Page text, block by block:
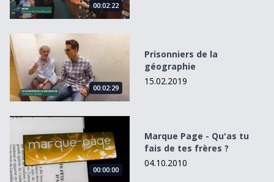
00:02:22
Prisonniers de la géographie
00:02:29
Prisonniers de la
géographie
15.02.2019
Marque Page - Qu&#039;as tu fais de tes frères ?
00:00:00
Marque Page - Qu'as tu
fais de tes frères ?
04.10.2010